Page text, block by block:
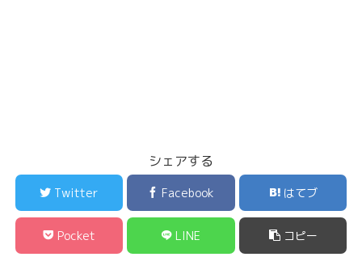
シェアする
Twitter Facebook はてブ
Pocket LINE コピー